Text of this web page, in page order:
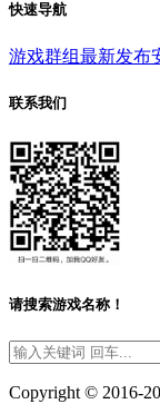
快速导航
游戏群组最新发布
联系我们
请搜索游戏名称！
Copyright © 2016-